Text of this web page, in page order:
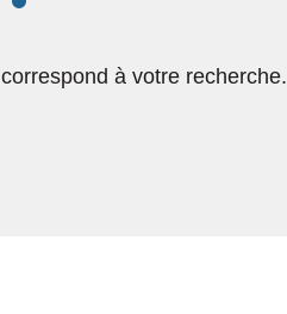
à votre recherche.